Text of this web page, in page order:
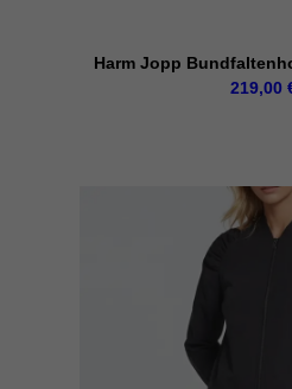
Harm Jopp
219,00